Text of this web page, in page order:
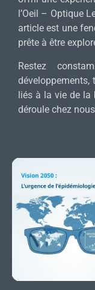
l’Oeil – Optique
article est une
prête à être
Restez
développements,
liés à la vie de la
déroule chez